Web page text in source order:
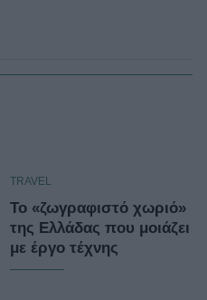
TRAVEL
Το «ζωγραφιστό χωριό»
της Ελλάδας που μοιάζει
με έργο τέχνης